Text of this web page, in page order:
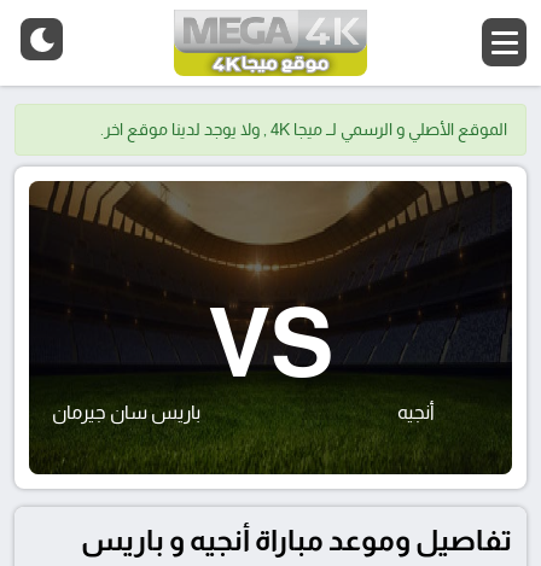
الموقع الأصلي و الرسمي لــ ميجا 4K , ولا يوجد لدينا موقع اخر.
أنجيه
VS
باريس سان جيرمان
تفاصيل وموعد مباراة أنجيه و باريس